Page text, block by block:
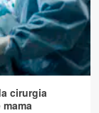
cirurgia